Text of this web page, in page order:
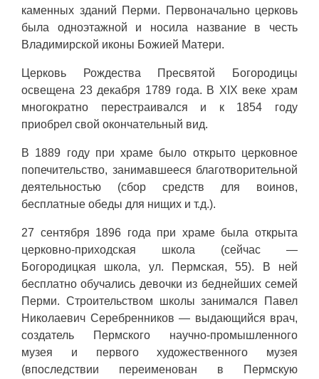
каменных зданий Перми. Первоначально церковь
была одноэтажной и носила название в честь
Владимирской иконы Божией Матери.
Церковь Рождества Пресвятой Богородицы
освещена 23 декабря 1789 года. В XIX веке храм
многократно перестраивался и к 1854 году
приобрел свой окончательный вид.
В 1889 году при храме было открыто церковное
попечительство, занимавшееся благотворительной
деятельностью (сбор средств для воинов,
бесплатные обеды для нищих и т.д.).
27 сентября 1896 года при храме была открыта
церковно-приходская школа (сейчас —
Богородицкая школа, ул. Пермская, 55). В ней
бесплатно обучались девочки из беднейших семей
Перми. Строительством школы занимался Павел
Николаевич Серебренников — выдающийся врач,
создатель Пермского научно-промышленного
музея и первого художественного музея
(впоследствии переименован в Пермскую